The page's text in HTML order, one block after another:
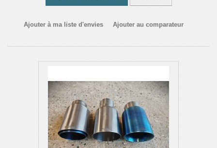
Ajouter à ma liste d'envies Ajouter au comparateur